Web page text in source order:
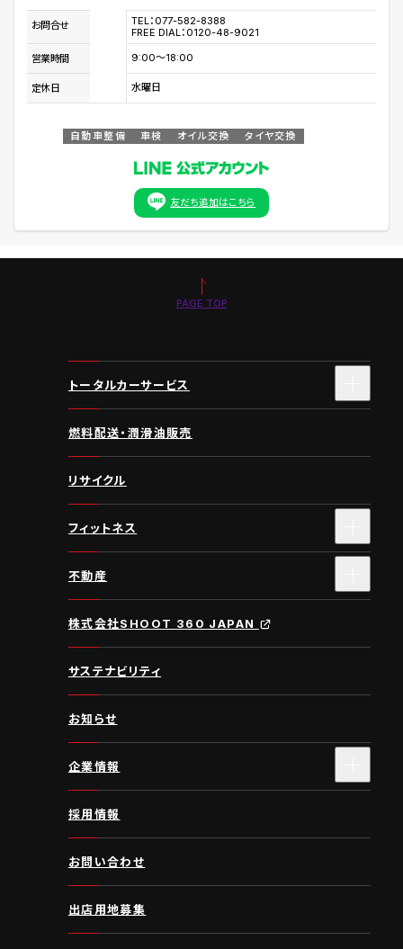
お問合せ
TEL：077-582-8388
FREE DIAL：0120-48-9021
営業時間 9:00～18:00
定休日 水曜日
自動車整備 車検 オイル交換 タイヤ交換
友だち追加はこちら
PAGE TOP
トータルカーサービス
燃料配送・潤滑油販売
リサイクル
フィットネス
不動産
株式会社SHOOT 360 JAPAN
サステナビリティ
お知らせ
企業情報
採用情報
お問い合わせ
出店用地募集